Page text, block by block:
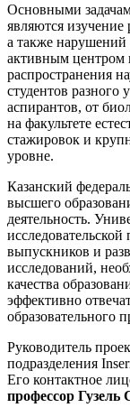
Основными
являются изучение
а также нарушений
активным центром
распространения
студентов разного
аспирантов, от
на факультете
стажировок и
уровне.
Казанский
высшего
деятельность.
выпускников и
исследований,
качества
эффективно
образовательного
Руководитель
подразделения
Его контактное
профессор Гузель